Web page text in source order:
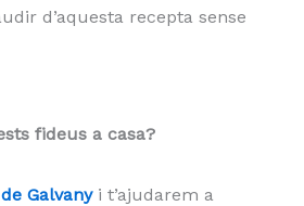
d’aquesta recepta sense
fideus a casa?
Galvanyi t’ajudarem a